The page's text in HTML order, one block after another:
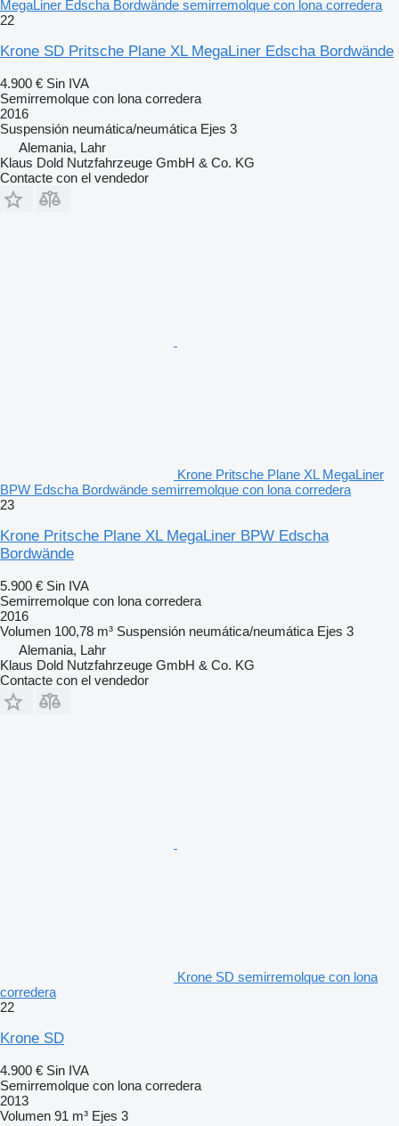
MegaLiner Edscha Bordwände semirremolque con lona corredera
22
Krone SD Pritsche Plane XL MegaLiner Edscha Bordwände
4.900 € Sin IVA
Semirremolque con lona corredera
2016
Suspensión neumática/neumática Ejes 3
Alemania, Lahr
Klaus Dold Nutzfahrzeuge GmbH & Co. KG
Contacte con el vendedor
Krone Pritsche Plane XL MegaLiner
BPW Edscha Bordwände semirremolque con lona corredera
23
Krone Pritsche Plane XL MegaLiner BPW Edscha
Bordwände
5.900 € Sin IVA
Semirremolque con lona corredera
2016
Volumen 100,78 m³ Suspensión neumática/neumática Ejes 3
Alemania, Lahr
Klaus Dold Nutzfahrzeuge GmbH & Co. KG
Contacte con el vendedor
Krone SD semirremolque con lona
corredera
22
Krone SD
4.900 € Sin IVA
Semirremolque con lona corredera
2013
Volumen 91 m³ Ejes 3